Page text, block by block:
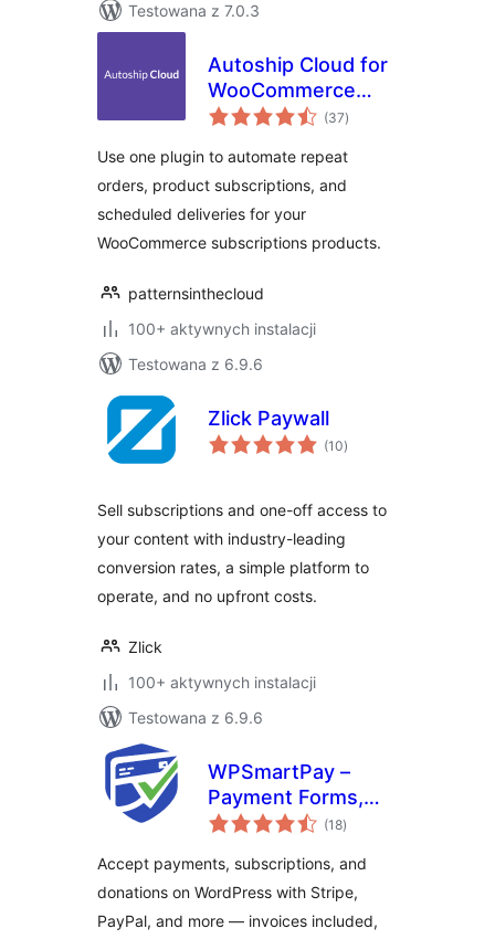
Testowana z 7.0.3
Autoship Cloud for
WooCommerce
Subscription(37wszystkich
ocen
)
Use one plugin to automate repeat
orders, product subscriptions, and
scheduled deliveries for your
WooCommerce subscriptions products.
patternsinthecloud
100+ aktywnych instalacji
Testowana z 6.9.6
Zlick Paywall
(10wszystkich
ocen
)
Sell subscriptions and one-off access to
your content with industry-leading
conversion rates, a simple platform to
operate, and no upfront costs.
Zlick
100+ aktywnych instalacji
Testowana z 6.9.6
WPSmartPay –
Payment Forms,
Invoices, Donations
(18wszystkich
ocen
)
Accept payments, subscriptions, and
donations on WordPress with Stripe,
PayPal, and more — invoices included,